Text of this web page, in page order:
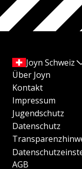
Joyn Schweiz
Über Joyn
Kontakt
Impressum
Jugendschutz
Datenschutz
AGB